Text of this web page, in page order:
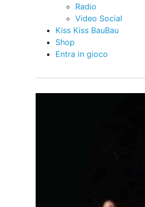
Radio
Video Social
Kiss Kiss BauBau
Shop
Entra in gioco